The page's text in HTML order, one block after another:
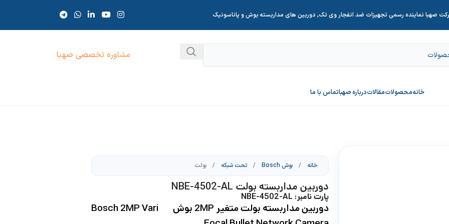
صهبا نماینده رسمی تجهیزات ضد انفجار وی تک, دوربین های مداربسته بوش و پاناسونیک
مشاوره تخصصی صهبا
خانهمحصولاتمقالاتدرباره صهباتماس با ما
خانه / بوش Bosch / تحت شبکه / بولت
دوربین مداربسته بولت NBE-4502-AL
پارت نامبر: NBE-4502-AL
دوربین مداربسته بولت متغیر 2MP بوش Bosch 2MP Vari